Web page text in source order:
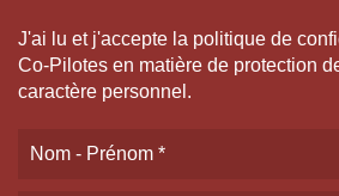
J'ai lu et j'accepte la politique de
Co-Pilotes en matière de protection
caractère personnel.